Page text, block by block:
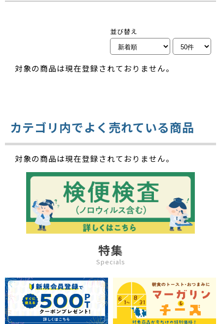
並び替え
対象の商品は現在登録されておりません。
カテゴリ内でよく売れている商品
対象の商品は現在登録されておりません。
特集
Specials